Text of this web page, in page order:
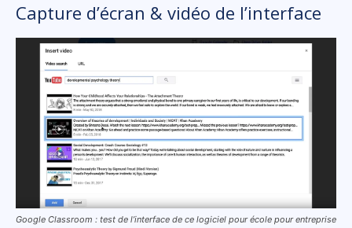
Capture d’écran & vidéo de l’interface
Google Classroom : test de l’interface de ce logiciel pour école pour entreprise